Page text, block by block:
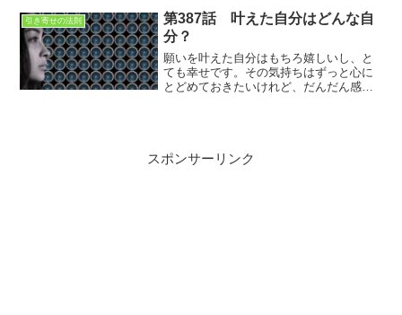
引き寄せの法則
第387話 叶えた自分はどんな自
分？
願いを叶えた自分はもちろ嬉しいし、と
ても幸せです。その気持ちはずっと心に
とどめておきたいけれど、だんだん感動
スポンサーリンク